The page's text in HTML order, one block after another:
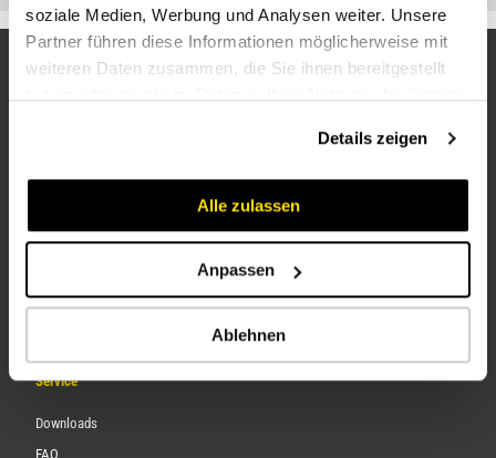
soziale Medien, Werbung und Analysen weiter. Unsere
Partner führen diese Informationen möglicherweise mit
weiteren Daten zusammen, die Sie ihnen bereitgestellt
Details zeigen
Alle zulassen
Anpassen
Ablehnen
Unternehmen
Karriere
Service
Downloads
FAQ